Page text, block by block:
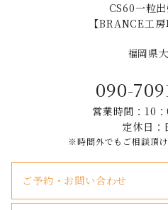
CS60一粒
【BRANCE工房
福岡県
090-
営業時間：10
定休日：
※時間外でもご相談頂け
ご予約・お問い合わせ